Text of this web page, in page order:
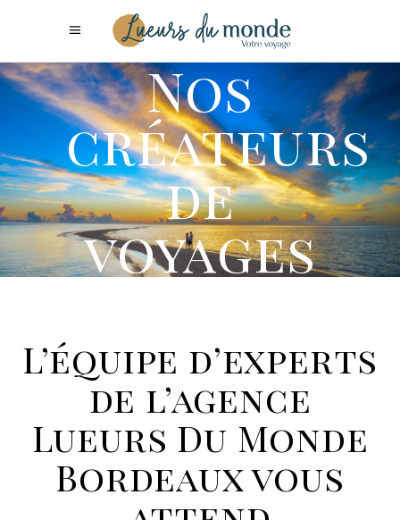
Nos
créateurs
de
voyages
L’équipe d’experts
de l’agence
Lueurs Du Monde
Bordeaux vous